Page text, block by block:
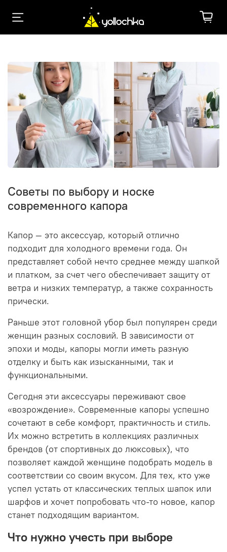
Советы по выбору и носке
современного капора
Капор — это аксессуар, который отлично
подходит для холодного времени года. Он
представляет собой нечто среднее между шапкой
и платком, за счет чего обеспечивает защиту от
ветра и низких температур, а также сохранность
прически.
Раньше этот головной убор был популярен среди
женщин разных сословий. В зависимости от
эпохи и моды, капоры могли иметь разную
отделку и быть как изысканными, так и
функциональными.
Сегодня эти аксессуары переживают свое
«возрождение». Современные капоры успешно
сочетают в себе комфорт, практичность и стиль.
Их можно встретить в коллекциях различных
брендов (от спортивных до люксовых), что
позволяет каждой женщине подобрать модель в
соответствии со своим вкусом. Для тех, кто уже
успел устать от классических теплых шапок или
шарфов и хочет попробовать что-то новое, капор
станет подходящим вариантом.
Что нужно учесть при выборе